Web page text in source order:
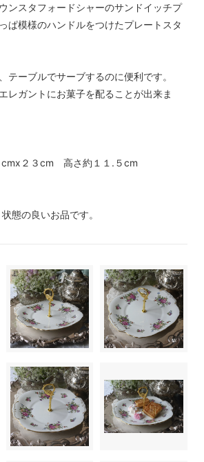
ンスタフォードシャーのサンドイッチプ
ぱ模様のハンドルをつけたプレートスタ
テーブルでサーブするのに便利です。
レガントにお菓子を配ることが出来ま
cmx２３cm 高さ約１１.５cm
良いお品です。